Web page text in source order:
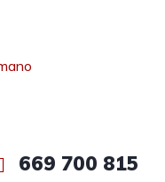
669 700 815